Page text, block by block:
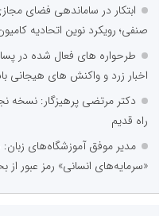
ابتکار در ساماندهی فضای
صنفی؛ رویکرد نوین اتحادیه
طرحواره های فعال شده در
اخبار زرد و واکنش های هیجانی
دکتر مرتضی پرهیزگار: نسخه
راه قدیم
مدیر موفق آموزشگاه‌های
«سرمایه‌های انسانی» رمز عبور